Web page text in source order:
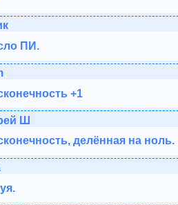
ПИ.
+1
Ш
делённая на ноль.